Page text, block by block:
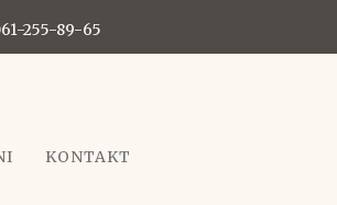
255-89-65
KONTAKT